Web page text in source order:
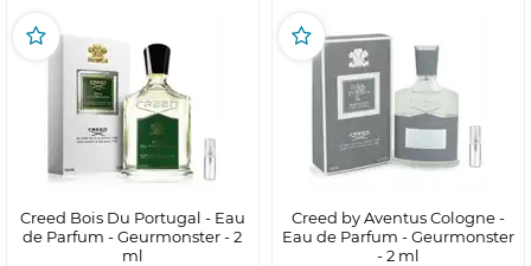
Creed Bois Du Portugal - Eau
de Parfum - Geurmonster - 2
ml
Creed by Aventus Cologne -
Eau de Parfum - Geurmonster
- 2 ml